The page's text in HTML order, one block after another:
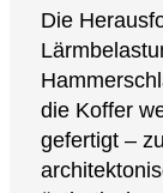
Unser
Die
die Koffer
gefertigt –